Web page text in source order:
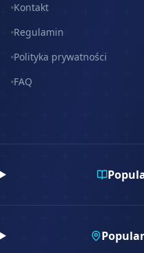
Kontakt
Regulamin
Polityka prywatności
FAQ